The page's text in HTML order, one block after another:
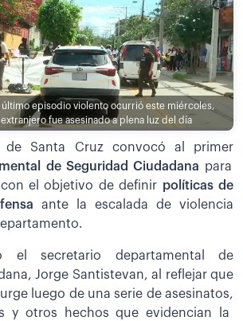
último episodio violento ocurrió este miércoles,
fue asesinado a plena luz del día
de Santa Cruz convocó al primer
de Seguridad Ciudadana para
el objetivo de definir políticas de
ante la escalada de violencia
el secretario departamental de
Jorge Santistevan, al reflejar que
luego de una serie de asesinatos,
y otros hechos que evidencian la